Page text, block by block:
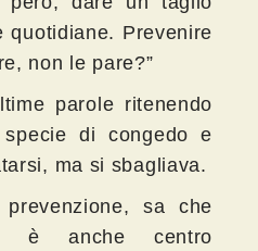
quotidiane. Prevenire
non le pare?”
parole ritenendo
di congedo e
ma si sbagliava.
sa che
è anche centro